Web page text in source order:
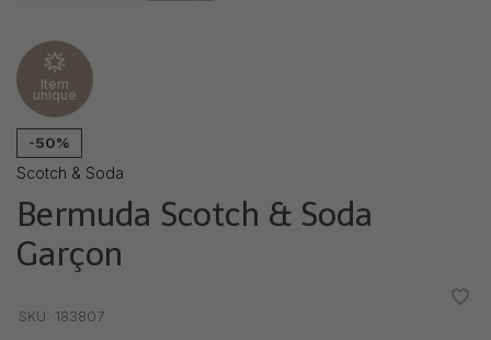
Item
unique
-50%
Scotch & Soda
Bermuda Scotch & Soda
Garçon
SKU: 183807